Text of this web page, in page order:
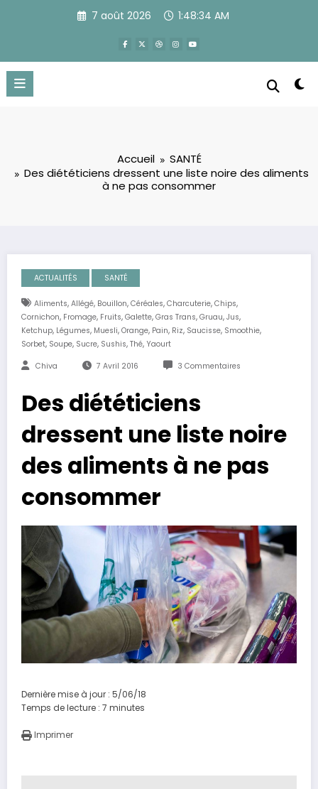
7 août 2026 1:48:36 AM
Accueil
SANTÉ
Des diététiciens dressent une liste noire des aliments
à ne pas consommer
ACTUALITÉS SANTÉ
Aliments, Allégé, Bouillon, Céréales, Charcuterie, Chips,
Cornichon, Fromage, Fruits, Galette, Gras Trans, Gruau, Jus,
Ketchup, Légumes, Muesli, Orange, Pain, Riz, Saucisse, Smoothie,
Sorbet, Soupe, Sucre, Sushis, Thé, Yaourt
Chiva 7 Avril 2016 3 Commentaires
Des diététiciens
dressent une liste noire
des aliments à ne pas
consommer
Dernière mise à jour : 5/06/18
Temps de lecture : 7 minutes
Imprimer